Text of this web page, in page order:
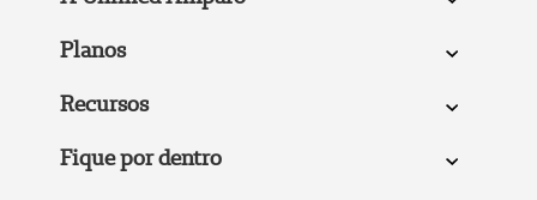
Planos
Recursos
Fique por dentro